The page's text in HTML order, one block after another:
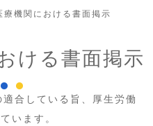
療機関における書面掲示
ける書面掲示
合している旨、厚生労働
います。